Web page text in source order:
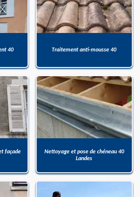
40 Traitement anti-mousse 40
façade
Nettoyage et pose de chéneau 40
Landes